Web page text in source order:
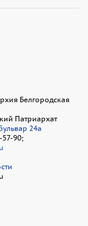
Белгородская
Патриархат
24а
57-90;